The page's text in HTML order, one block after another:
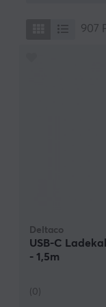
907
Deltaco
USB-C
- 1,5m
(0)